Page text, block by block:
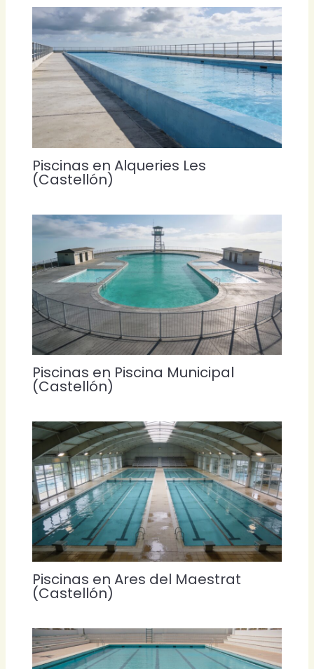
Piscinas en Alqueries Les
(Castellón)
Piscinas en Piscina Municipal
(Castellón)
Piscinas en Ares del Maestrat
(Castellón)